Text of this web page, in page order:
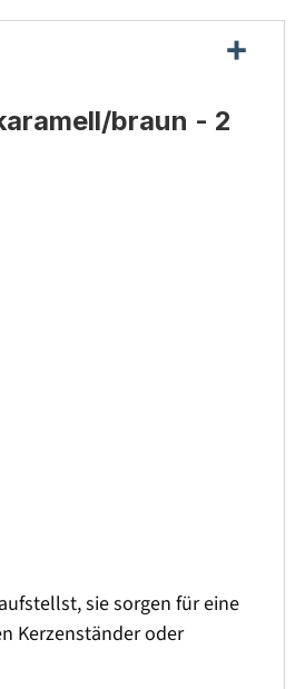
braun - 2
sie sorgen für eine
Kerzenständer oder